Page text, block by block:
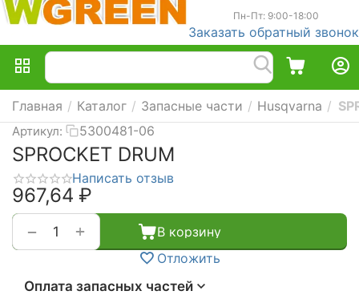
Пн-Пт: 9:00-18:00
Заказать обратный звонок
Главная / Каталог / Запасные части / Husqvarna /
Артикул: 5300481-06
SPROCKET DRUM
Написать отзыв
967,64 ₽
+
−
В корзину
Отложить
Оплата запасных частей